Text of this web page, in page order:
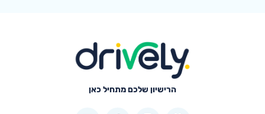
הרישיון שלכם מתחיל כאן